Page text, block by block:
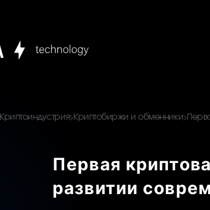
Криптоиндустрия Криптобиржи и обменники
Первая
развитии